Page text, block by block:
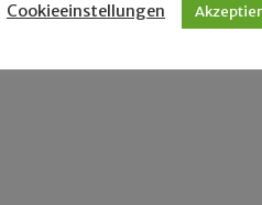
Cookieeinstellungen